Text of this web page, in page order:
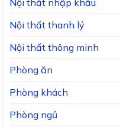
Nội thất nhập khẩu
Nội thất thanh lý
Nội thất thông minh
Phòng ăn
Phòng khách
Phòng ngủ